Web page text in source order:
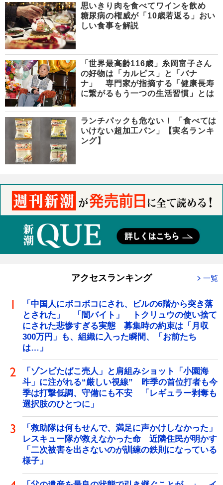
思いきり肉を食べてワインを飲め
糖尿病の権威が「10歳若返る」おい
しい食事を解説
「世界最高齢116歳」糸岡富子さん
の好物は「カルピス」と「バナ
ナ」 専門家が指摘する「健康長寿
に繋がるもう一つの生活習慣」とは
ランチパックも危ない！ 「食べては
いけない超加工パン」【実名ランキ
ング】
アクセスランキング 一覧
「中国人にボコボコにされ、ビルの6階から突き落
とされた」 「闇バイト」 トクリュウの使い捨て
にされた悲惨すぎる実態 募集時の約束は「月収
300万円」も、組織に入った瞬間、「お前たち
は…」
「ゾンビたばこ売人」と肩組みショット「小園海
斗」に注がれる“厳しい視線” 昨季の首位打者も今
季は打撃低調、守備にも不安 「レギュラー剥奪も
選択肢のひとつに」
「救助隊は何もせんで、満足に声かけしなかった」
レスキュー隊が救えなかった命 近隣住民が明かす
「二次被害を出さないのが訓練の鉄則になっている
様子」